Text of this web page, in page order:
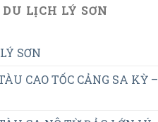
LỊCH LÝ SƠN
SƠN
CAO TỐC CẢNG SA KỲ –